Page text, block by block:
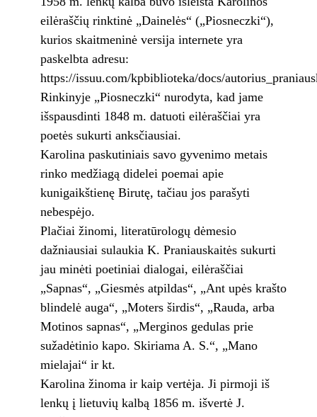
eilėraščių rinktinė „Dainelės“ („Piosneczki“),
kurios skaitmeninė versija internete yra
paskelbta adresu:
https://issuu.com/kpbiblioteka/docs/
Rinkinyje „Piosneczki“ nurodyta, kad jame
išspausdinti 1848 m. datuoti eilėraščiai yra
poetės sukurti anksčiausiai.
Karolina paskutiniais savo gyvenimo metais
rinko medžiagą didelei poemai apie
kunigaikštienę Birutę, tačiau jos parašyti
nebespėjo.
Plačiai žinomi, literatūrologų dėmesio
dažniausiai sulaukia K. Praniauskaitės sukurti
jau minėti poetiniai dialogai, eilėraščiai
„Sapnas“, „Giesmės atpildas“, „Ant upės krašto
blindelė auga“, „Moters širdis“, „Rauda, arba
Motinos sapnas“, „Merginos gedulas prie
sužadėtinio kapo. Skiriama A. S.“, „Mano
mielajai“ ir kt.
Karolina žinoma ir kaip vertėja. Ji pirmoji iš
lenkų į lietuvių kalbą 1856 m. išvertė J.